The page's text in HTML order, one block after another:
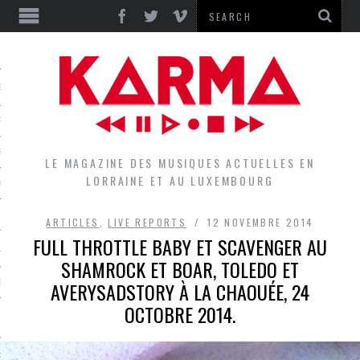
GROUPES DU LOCAL
LE LOCAL DU MAGAZINE
LE MAGAZINE DES MUSIQUES ACTUELLES EN
LORRAINE ET AU LUXEMBOURG
ARTICLES ,LIVE REPORTS 12 NOVEMBRE 2014
FULL THROTTLE BABY ET SCAVENGER AU
SHAMROCK ET BOAR, TOLEDO ET
AVERYSADSTORY À LA CHAOUÉE, 24
OCTOBRE 2014.